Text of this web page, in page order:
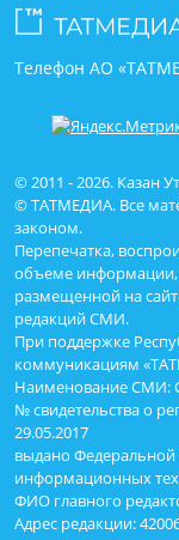
© 2011 - 2026. Казан
© ТАТМЕДИА. Все
законом.
Перепечатка,
объеме информации,
размещенной на
редакций СМИ.
При поддержке
коммуникациям
Наименование СМИ:
№ свидетельства о
29.05.2017
выдано Федеральной
информационных
ФИО главного
Адрес редакции:
Телефон АО